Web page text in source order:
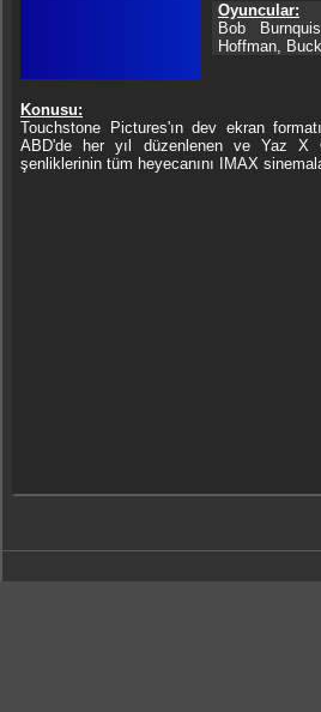
Oyuncular:
Bob
Hoffman,
Konusu:
Touchstone Pictures'ın dev ekran
ABD'de her yıl düzenlenen ve Yaz X
şenliklerinin tüm heyecanını IMAX